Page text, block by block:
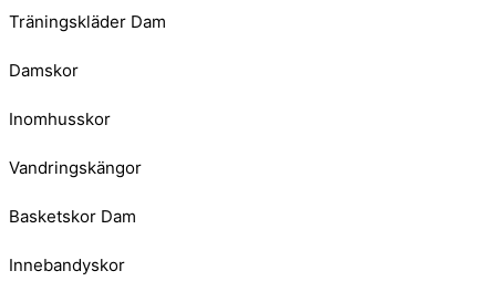
Träningskläder Dam
Damskor
Inomhusskor
Vandringskängor
Basketskor Dam
Innebandyskor